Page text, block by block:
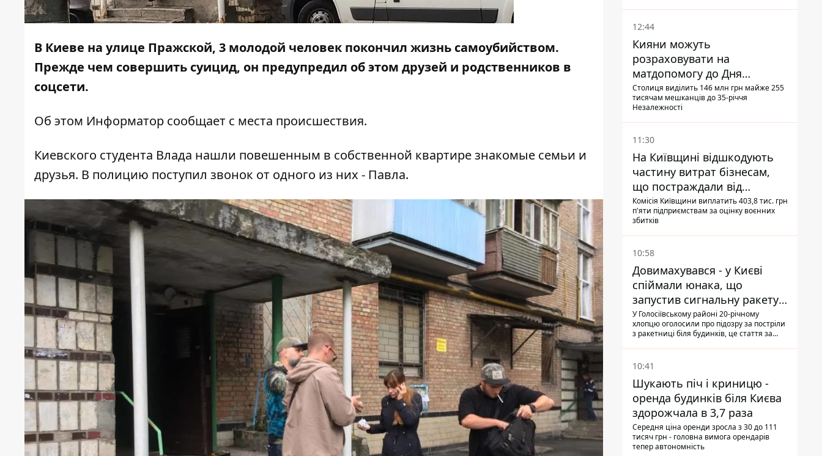
В Киеве на улице Пражской, 3 молодой человек покончил жизнь самоубийством.
Прежде чем совершить суицид, он предупредил об этом друзей и родственников в
соцсети.
Об этом Информатор сообщает с места происшествия.
Киевского студента Влада нашли повешенным в собственной квартире знакомые семьи и
друзья. В полицию поступил звонок от одного из них - Павла.
12:44
Кияни можуть
розраховувати на
матдопомогу до Дня
незалежності - кому її
дадуть
Столиця виділить 146 млн грн майже 255
тисячам мешканців до 35-річчя
Незалежності
11:30
На Київщині відшкодують
частину витрат бізнесам,
що постраждали від
прильотів ракет
Комісія Київщини виплатить 403,8 тис. грн
п'яти підприємствам за оцінку воєнних
збитків
10:58
Довимахувався - у Києві
спіймали юнака, що
запустив сигнальну ракету,
аби потішити дівчат
У Голосіївському районі 20-річному
хлопцю оголосили про підозру за постріли
з ракетниці біля будинків, це стаття за
10:41
Шукають піч і криницю -
оренда будинків біля Києва
здорожчала в 3,7 раза
Середня ціна оренди зросла з 30 до 111
тисяч грн - головна вимога орендарів
тепер автономність